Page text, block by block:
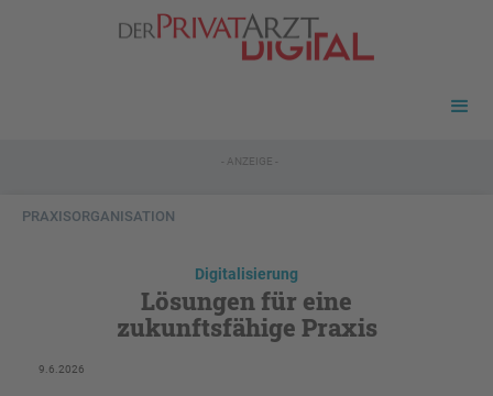
- ANZEIGE -
PRAXISORGANISATION
Digitalisierung
Lösungen für eine
zukunftsfähige Praxis
9.6.2026